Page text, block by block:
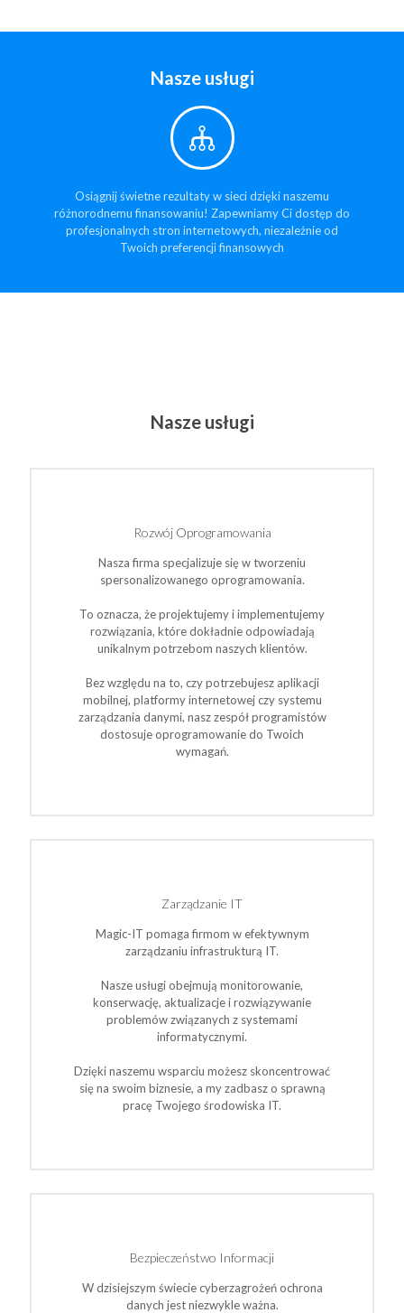
Nasze usługi
Osiągnij świetne rezultaty w sieci dzięki naszemu
różnorodnemu finansowaniu! Zapewniamy Ci dostęp do
profesjonalnych stron internetowych, niezależnie od
Twoich preferencji finansowych
Nasze usługi
Rozwój Oprogramowania
Nasza firma specjalizuje się w tworzeniu
spersonalizowanego oprogramowania.
To oznacza, że projektujemy i implementujemy
rozwiązania, które dokładnie odpowiadają
unikalnym potrzebom naszych klientów.
Bez względu na to, czy potrzebujesz aplikacji
mobilnej, platformy internetowej czy systemu
zarządzania danymi, nasz zespół programistów
dostosuje oprogramowanie do Twoich
wymagań.
Zarządzanie IT
Magic-IT pomaga firmom w efektywnym
zarządzaniu infrastrukturą IT.
Nasze usługi obejmują monitorowanie,
konserwację, aktualizacje i rozwiązywanie
problemów związanych z systemami
informatycznymi.
Dzięki naszemu wsparciu możesz skoncentrować
się na swoim biznesie, a my zadbasz o sprawną
pracę Twojego środowiska IT.
Bezpieczeństwo Informacji
W dzisiejszym świecie cyberzagrożeń ochrona
danych jest niezwykle ważna.